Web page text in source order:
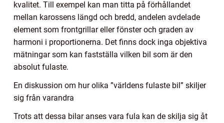
kvalitet. Till exempel kan man titta på förhållandet
mellan karossens längd och bredd, andelen avdelade
element som frontgrillar eller fönster och graden av
harmoni i proportionerna. Det finns dock inga objektiva
mätningar som kan fastställa vilken bil som är den
absolut fulaste.
En diskussion om hur olika ”världens fulaste bil” skiljer
sig från varandra
Trots att dessa bilar anses vara fula kan de skilja sig åt